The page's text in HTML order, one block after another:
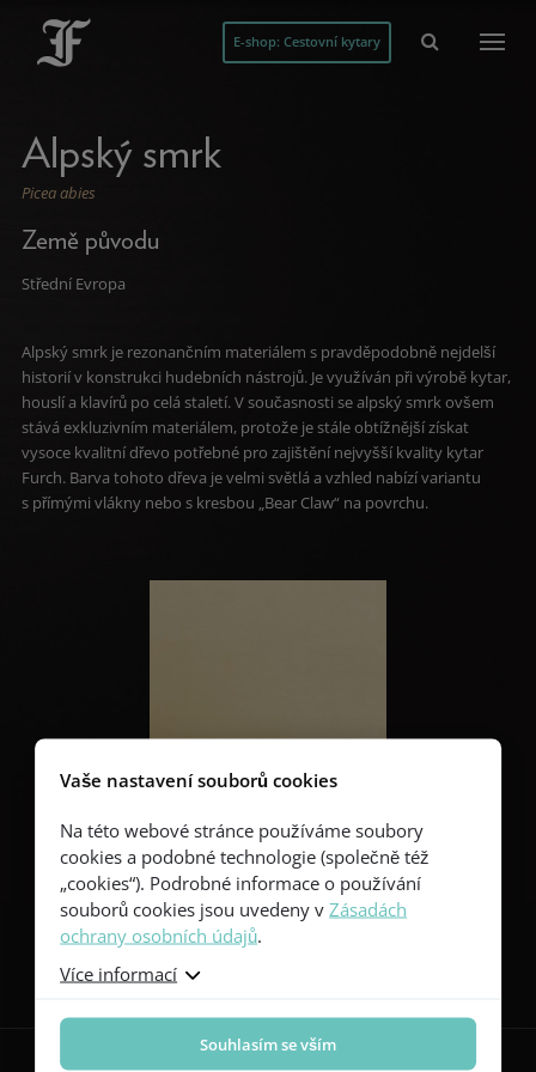
E-shop: Cestovní kytary
Alpský smrk
Picea abies
Země původu
Střední Evropa
Alpský smrk je rezonančním materiálem s pravděpodobně nejdelší
historií v konstrukci hudebních nástrojů. Je využíván při výrobě kytar,
houslí a klavírů po celá staletí. V současnosti se alpský smrk ovšem
stává exkluzivním materiálem, protože je stále obtížnější získat
vysoce kvalitní dřevo potřebné pro zajištění nejvyšší kvality kytar
Furch. Barva tohoto dřeva je velmi světlá a vzhled nabízí variantu
s přímými vlákny nebo s kresbou „Bear Claw“ na povrchu.
Sledujte nás
Vaše nastavení souborů cookies
Na této webové stránce používáme soubory
cookies a podobné technologie (společně též
„cookies“). Podrobné informace o používání
souborů cookies jsou uvedeny vZásadách
ochrany osobních údajů.
Více informací
Souhlasím se vším